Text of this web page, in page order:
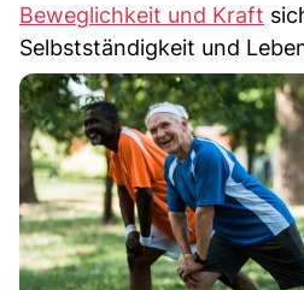
Beweglichkeit und Kraft
Selbstständigkeit und